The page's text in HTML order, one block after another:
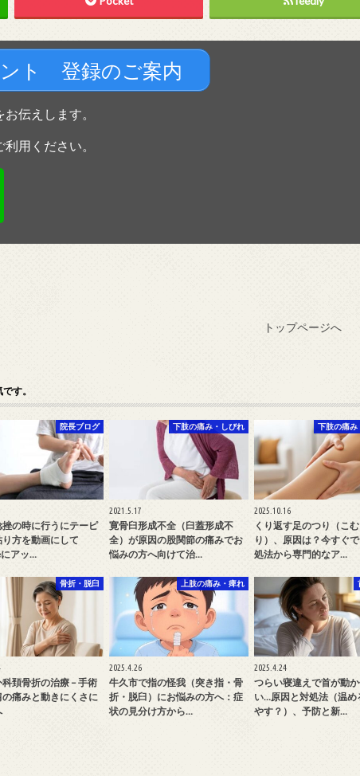
ト 登録のご案内
伝えします。
用ください。
トップページへ
す。
院長ブログ
挫の時に行うにテーピ
り方を動画にして
にアッ…
下肢の痛み・しびれ
2021.5.17
寛骨臼形成不全（臼蓋形成不
全）が原因の股関節の痛みでお
悩みの方へ向けて治…
下肢の痛み
2025.10.16
くり返す足のつり（こ
り）、原因は？今すぐ
処法から専門的なア…
骨折・脱臼
頚骨折の治療 – 手術
痛みと動きにくさに
上肢の痛み・痺れ
2025.4.26
牛久市で指の怪我（突き指・骨
折・脱臼）にお悩みの方へ：症
状の見分け方から…
2025.4.24
つらい寝違えで首が動
い…原因と対処法（温め
やす？）、予防と新…